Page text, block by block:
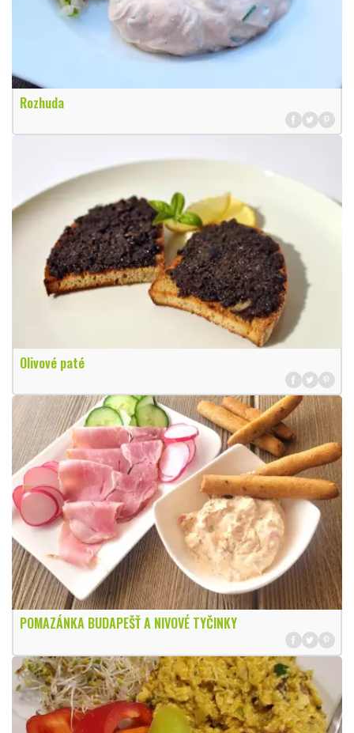
Rozhuda
Olivové paté
POMAZÁNKA BUDAPEŠŤ A NIVOVÉ TYČINKY